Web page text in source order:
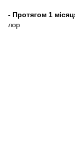
- Протягом 1
лор